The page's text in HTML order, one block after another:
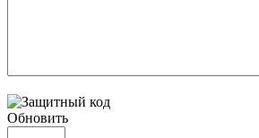
Обновить